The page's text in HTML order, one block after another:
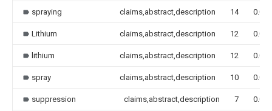
spraying claims,abstract,description 14 0.000
Lithium claims,abstract,description 12 0.000
lithium claims,abstract,description 12 0.000
spray claims,abstract,description 10 0.000
suppression claims,abstract,description 7 0.000